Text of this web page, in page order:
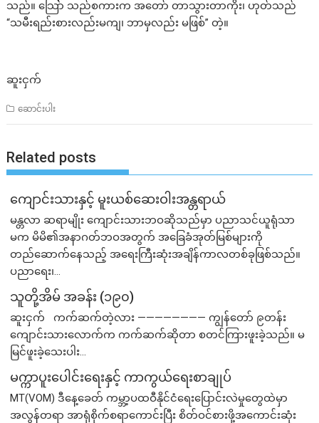
သည်။ သြော် သည်စကားက အတော် တာသွားတာကိုး၊ ဟုတ်သည်
“သမီးရည်းစားလည်းမကျ၊ ဘာမှလည်း မဖြစ်” တဲ့။
ဆူးငှက်
ဆောင်းပါး
Related posts
ကျောင်းသားနှင့် မူးယစ်ဆေးဝါးအန္တရာယ်
မန္တလာ ဆရာမျိုး ကျောင်းသားဘဝဆိုသည်မှာ ပညာသင်ယူရုံသာ
မက မိမိ၏အနာဂတ်ဘဝအတွက် အခြေခံအုတ်မြစ်များကို
တည်ဆောက်နေသည့် အရေးကြီးဆုံးအချိန်ကာလတစ်ခုဖြစ်သည်။
ပညာရေး၊...
သူတို့အိမ် အခန်း (၁၉၀)
ဆူးငှက် ကက်ဆက်တဲ့လား ———————— ကျွန်တော် ၉တန်း
ကျောင်းသားလောက်က ကက်ဆက်ဆိုတာ စတင်ကြားဖူးခဲ့သည်။ မ
မြင်ဖူးခဲ့သေးပါး...
မက္ကာပူးပေါင်းရေးနှင့် ကာကွယ်ရေးစာချုပ်
MT(VOM) ​ဒီနေ့ခေတ် ကမ္ဘာ့ပထဝီနိုင်ငံရေးပြောင်းလဲမှုတွေထဲမှာ
အလွန်တရာ အာရုံစိုက်စရာကောင်းပြီး စိတ်ဝင်စားဖို့အကောင်းဆုံး